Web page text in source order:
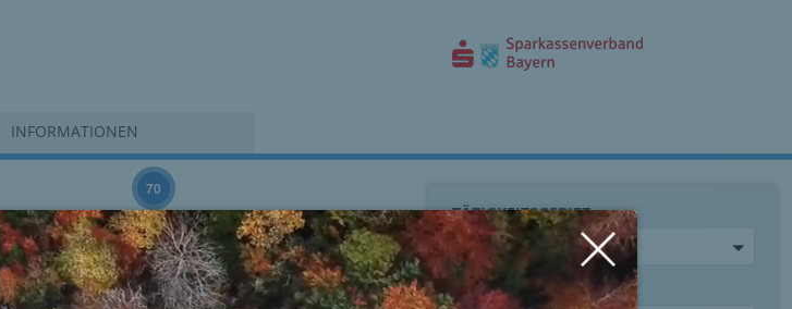
INFORMATIONEN
70
43
83
TÄTIGKEITSGEBIET
Bitte wählen
DIENSTVERHÄLTNIS